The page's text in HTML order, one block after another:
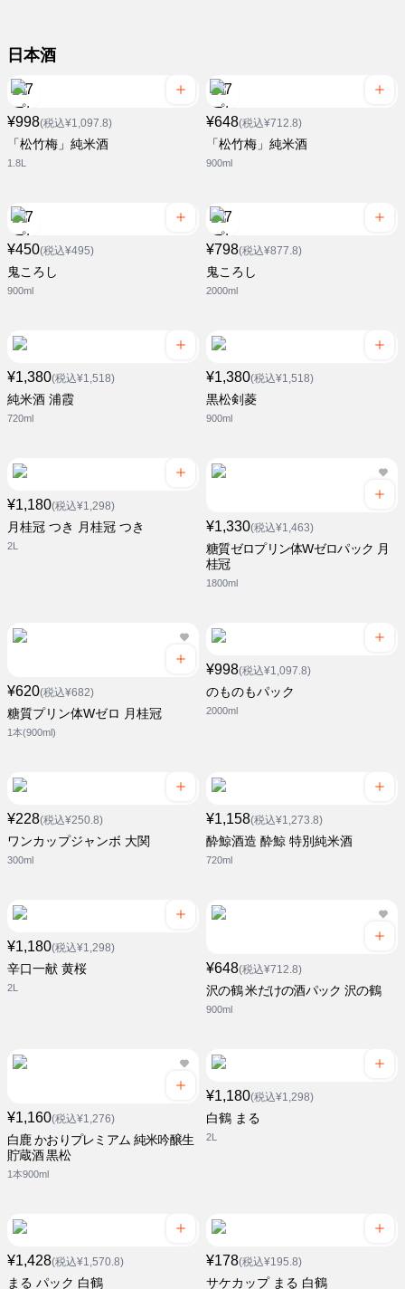
日本酒
¥998(税込¥1,097.8)
「松竹梅」純米酒
1.8L
¥648(税込¥712.8)
「松竹梅」純米酒
900ml
¥450(税込¥495)
鬼ころし
900ml
¥798(税込¥877.8)
鬼ころし
2000ml
¥1,380(税込¥1,518)
純米酒 浦霞
720ml
¥1,380(税込¥1,518)
黒松剣菱
900ml
¥1,180(税込¥1,298)
月桂冠 つき 月桂冠 つき
2L
¥1,330(税込¥1,463)
糖質ゼロプリン体Wゼロパック 月
桂冠
1800ml
¥620(税込¥682)
糖質プリン体Wゼロ 月桂冠
1本(900ml)
¥998(税込¥1,097.8)
のものもパック
2000ml
¥228(税込¥250.8)
ワンカップジャンボ 大関
300ml
¥1,158(税込¥1,273.8)
酔鯨酒造 酔鯨 特別純米酒
720ml
¥1,180(税込¥1,298)
辛口一献 黄桜
2L
¥648(税込¥712.8)
沢の鶴 米だけの酒パック 沢の鶴
900ml
¥1,160(税込¥1,276)
白鹿 かおりプレミアム 純米吟醸生
貯蔵酒 黒松
1本900ml
¥1,180(税込¥1,298)
白鶴 まる
2L
¥1,428(税込¥1,570.8)
まる パック 白鶴
¥178(税込¥195.8)
サケカップ まる 白鶴